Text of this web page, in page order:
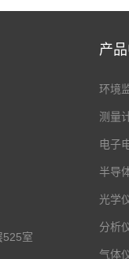
525室
产
环境
测量
电子
半导
光学
分析
气体